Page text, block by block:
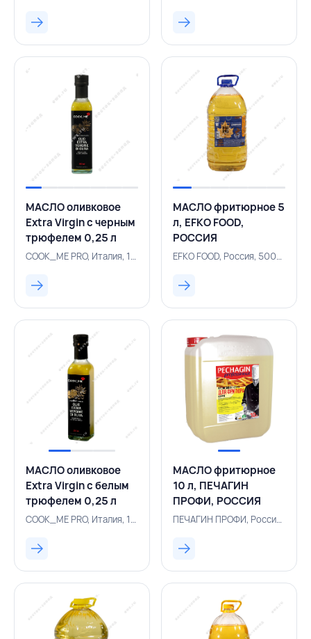
МАСЛО оливковое
Extra Virgin с черным
трюфелем 0,25 л
стекло, COOK_ME
COOK_ME PRO, Италия, 157100422
МАСЛО фритюрное 5
л, EFKO FOOD,
РОССИЯ
EFKO FOOD, Россия, 500003830
МАСЛО оливковое
Extra Virgin с белым
трюфелем 0,25 л
стекло, COOK_ME
COOK_ME PRO, Италия, 157100893
МАСЛО фритюрное
10 л, ПЕЧАГИН
ПРОФИ, РОССИЯ
ПЕЧАГИН ПРОФИ, Россия, 157100188